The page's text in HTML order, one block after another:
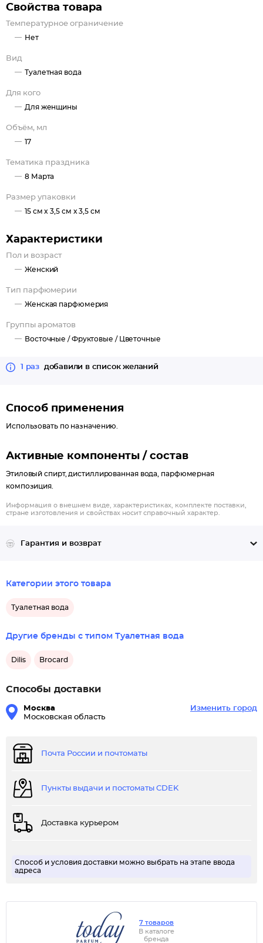
быстрее раскрывается. Философия аромата Light Blue (D&G).
Ноты сердца: белая роза, бамбук, жасмин;
Ноты базы: амбра, мускус, белый кедр.
Свойства товара
Температурное ограничение
Нет
Вид
Туалетная вода
Для кого
Для женщины
Объём, мл
17
Тематика праздника
8 Марта
Размер упаковки
15 см x 3,5 см x 3,5 см
Характеристики
Пол и возраст
Женский
Тип парфюмерии
Женская парфюмерия
Группы ароматов
Восточные /Фруктовые / Цветочные
1 раз добавили в список желаний
Способ применения
Использовать по назначению.
Активные компоненты / состав
Этиловый спирт, дистиллированная вода, парфюмерная
композиция.
Информация о внешнем виде, характеристиках, комплекте поставки,
стране изготовления и свойствах носит справочный характер.
Гарантия и возврат
Категории этого товара
Туалетная вода
Другие бренды с типом Туалетная вода
Dilis Brocard
Способы доставки
Москва
Московская область
Изменить город
Почта России и почтоматы
Пункты выдачи и постоматы CDEK
Доставка курьером
Способ и условия доставки можно выбрать на этапе ввода
адреса
7 товаров
В каталоге
бренда